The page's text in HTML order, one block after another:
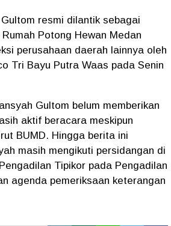
resmi dilantik sebagai
Potong Hewan Medan
perusahaan daerah lainnya oleh
Tri Bayu Putra Waas pada Senin
Gultom belum memberikan
aktif beracara meskipun
BUMD. Hingga berita ini
masih mengikuti persidangan di
Tipikor pada Pengadilan
agenda pemeriksaan keterangan